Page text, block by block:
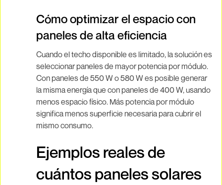
Cómo optimizar el espacio con
paneles de alta eficiencia
Cuando el techo disponible es limitado, la solución es
seleccionar paneles de mayor potencia por módulo.
Con paneles de 550 W o 580 W es posible generar
la misma energía que con paneles de 400 W, usando
menos espacio físico. Más potencia por módulo
significa menos superficie necesaria para cubrir el
mismo consumo.
Ejemplos reales de
cuántos paneles solares